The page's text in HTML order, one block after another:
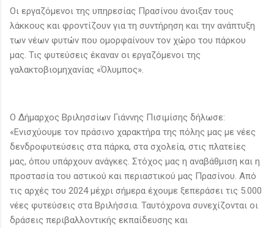
Οι εργαζόμενοι της υπηρεσίας Πρασίνου άνοιξαν τους
λάκκους και φρoντίζουν για τη συντήρηση και την ανάπτυξη
των νέων φυτών που ομορφαίνουν τον χώρο του πάρκου
μας. Τις φυτεύσεις έκαναν οι εργαζόμενοι της
γαλακτοβιομηχανίας «Όλυμπος».
Ο Δήμαρχος Βριλησσίων Γιάννης Πισιμίσης δήλωσε:
«Ενισχύουμε τον πράσινο χαρακτήρα της πόλης μας με νέες
δενδροφυτεύσεις στα πάρκα, στα σχολεία, στις πλατείες
μας, όπου υπάρχουν ανάγκες. Στόχος μας η αναβάθμιση και η
προστασία του αστικού και περιαστικού μας Πρασίνου. Από
τις αρχές του 2024 μέχρι σήμερα έχουμε ξεπεράσει τις 5.000
νέες φυτεύσεις στα Βριλήσσια. Ταυτόχρονα συνεχίζονται οι
δράσεις περιβαλλοντικής εκπαίδευσης και